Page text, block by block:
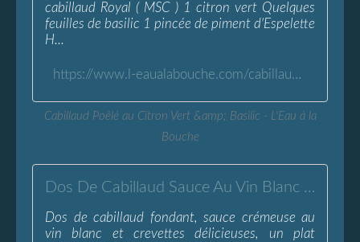
cabillaud Royal ( MSC ) 1 citron vert Quelques
feuilles de basilic 1 pincée de piment d'Espelette
H...
https://www.l-eaualabouche.com/cabillaud-poele-au-citron-vert-basilic.html
Cabillaud Poêlé au Citron Vert &amp; Basilic - L'Eau à la
Bouche
Dos De Cabillaud Sauce Au Vin Blanc Et Crevettes - L'Eau à la Bouche
Dos de cabillaud fondant, sauce crémeuse au
vin blanc et crevettes délicieuses, un plat